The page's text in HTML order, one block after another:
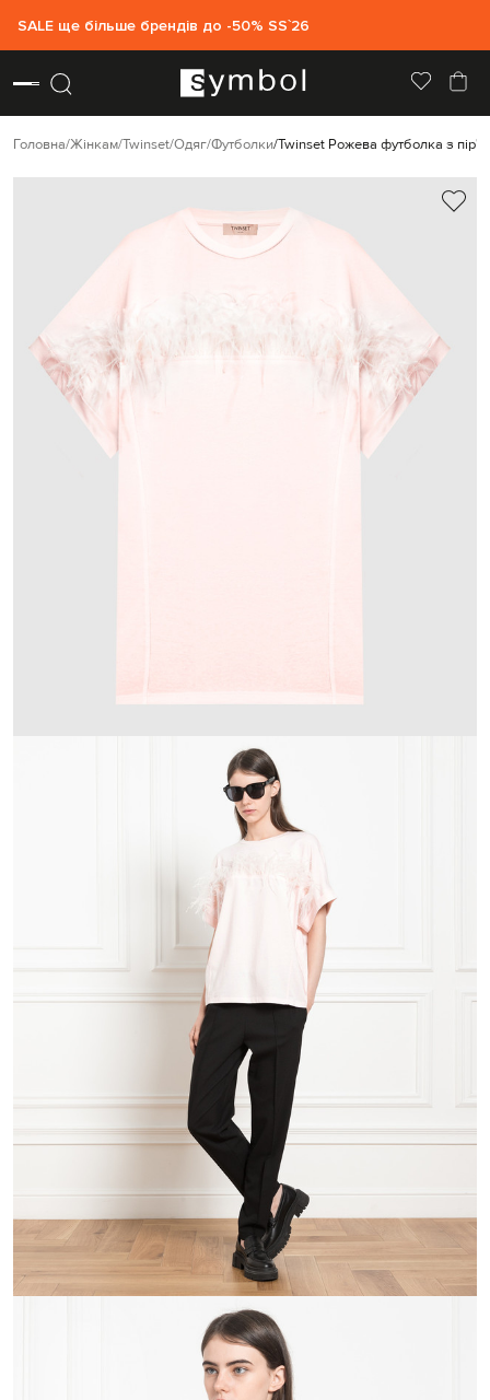
SALE ще більше брендів до -50% SS`26
Головна Жінкам Twinset Одяг Футболки Twinset Рожева футболка з